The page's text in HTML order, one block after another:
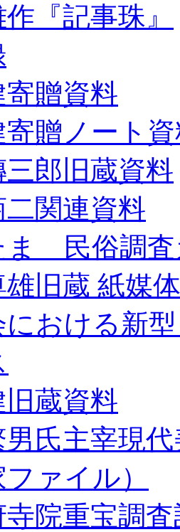
『記事珠』
寄贈資料
寄贈ノート
三郎旧蔵資料
二関連資料
ま 民俗調査
雄旧蔵 紙媒
における新
蔵資料
男氏主宰現
ファイル）
寺院重宝調